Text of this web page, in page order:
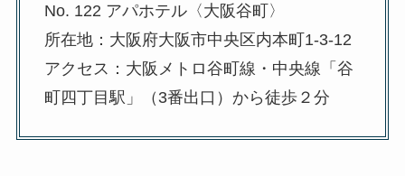
No. 122 アパホテル〈大阪谷町〉
所在地：大阪府大阪市中央区内本町1-3-12
アクセス：大阪メトロ谷町線・中央線「谷
町四丁目駅」（3番出口）から徒歩２分